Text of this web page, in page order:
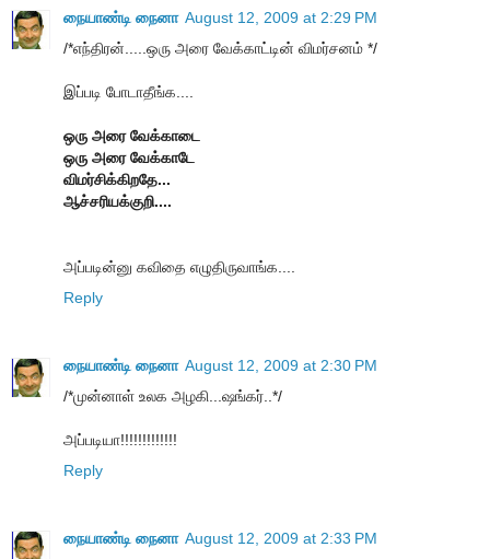
நையாண்டி நைனா August 12, 2009 at 2:29 PM
/*எந்திரன்.....ஒரு அரை வேக்காட்டின் விமர்சனம் */
இப்படி போடாதீங்க....
ஒரு அரை வேக்காடை
ஒரு அரை வேக்காடே
விமர்சிக்கிறதே...
ஆச்சரியக்குறி....
அப்படின்னு கவிதை எழுதிருவாங்க....
Reply
நையாண்டி நைனா August 12, 2009 at 2:30 PM
/*முன்னாள் உலக அழகி...ஷங்கர்..*/
அப்படியா!!!!!!!!!!!!!
Reply
நையாண்டி நைனா August 12, 2009 at 2:33 PM